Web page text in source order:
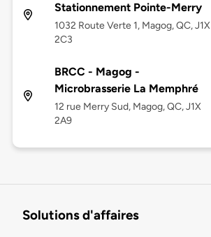
Stationnement Pointe-Merry
1032 Route Verte 1, Magog, QC, J1X
2C3
BRCC - Magog -
Microbrasserie La Memphré
12 rue Merry Sud, Magog, QC, J1X
2A9
Solutions d'affaires